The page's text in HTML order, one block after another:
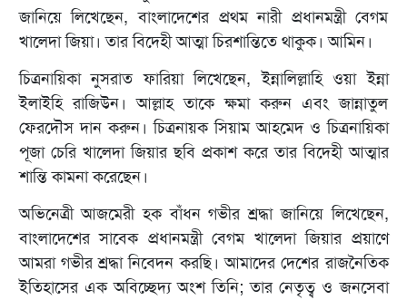
জানিয়ে লিখেছেন, বাংলাদেশের প্রথম নারী প্রধানমন্ত্রী বেগম
খালেদা জিয়া। তার বিদেহী আত্মা চিরশান্তিতে থাকুক। আমিন।
চিত্রনায়িকা নুসরাত ফারিয়া লিখেছেন, ইন্নালিল্লাহি ওয়া ইন্না
ইলাইহি রাজিউন। আল্লাহ তাকে ক্ষমা করুন এবং জান্নাতুল
ফেরদৌস দান করুন। চিত্রনায়ক সিয়াম আহমেদ ও চিত্রনায়িকা
পূজা চেরি খালেদা জিয়ার ছবি প্রকাশ করে তার বিদেহী আত্মার
শান্তি কামনা করেছেন।
অভিনেত্রী আজমেরী হক বাঁধন গভীর শ্রদ্ধা জানিয়ে লিখেছেন,
বাংলাদেশের সাবেক প্রধানমন্ত্রী বেগম খালেদা জিয়ার প্রয়াণে
আমরা গভীর শ্রদ্ধা নিবেদন করছি। আমাদের দেশের রাজনৈতিক
ইতিহাসের এক অবিচ্ছেদ্য অংশ তিনি; তার নেতৃত্ব ও জনসেবা